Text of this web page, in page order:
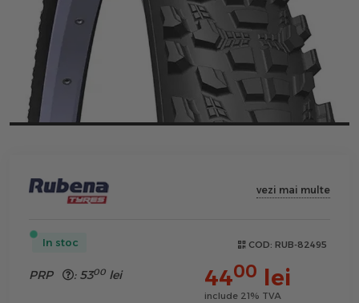
vezi mai multe
In stoc COD: RUB-82495
PRP : 5300 lei 4400 lei
include 21% TVA